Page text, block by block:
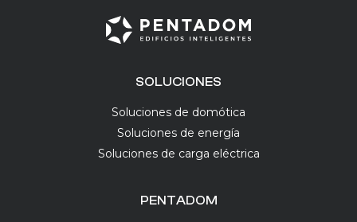
SOLUCIONES
Soluciones de domótica
Soluciones de energía
Soluciones de carga eléctrica
PENTADOM